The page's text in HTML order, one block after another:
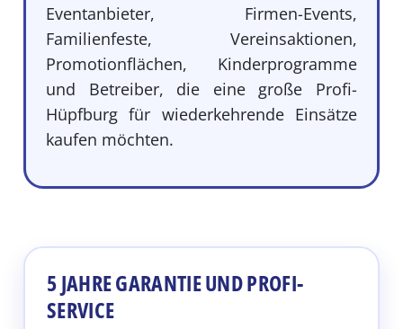
Eventanbieter, Firmen-Events,
Familienfeste, Vereinsaktionen,
Promotionflächen, Kinderprogramme
und Betreiber, die eine große Profi-
Hüpfburg für wiederkehrende Einsätze
kaufen möchten.
5 JAHRE GARANTIE UND PROFI-
SERVICE